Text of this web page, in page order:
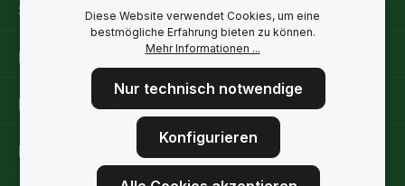
Service-Hotline
Rechtliche Hinweise
Informationen
Folge uns
Diese Website verwendet Cookies, um eine
bestmögliche Erfahrung bieten zu können.
Mehr Informationen ...
Nur technisch notwendige
Konfigurieren